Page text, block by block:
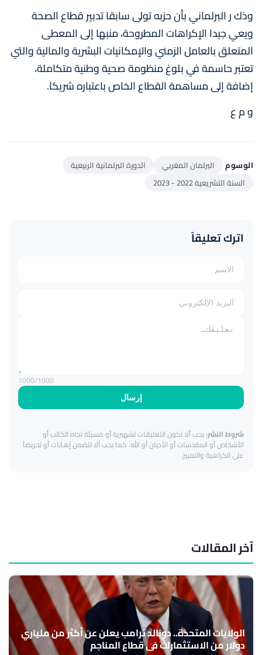
وذك ر البرلماني بأن حزبه تولى سابقا تدبير قطاع الصحة
ويعي جيدا الإكراهات المطروحة، منبها إلى المعطى
المتعلق بالعامل الزمني والإمكانيات البشرية والمالية والتي
تعتبر حاسمة في بلوغ منظومة صحية وطنية متكاملة،
إضافة إلى مساهمة القطاع الخاص باعتباره شريكا.
و م ع
الوسوم البرلمان المغربي
الدورة البرلمانية الربيعية
السنة التشريعية 2022 - 2023
اترك تعليقاً
إرسال
1000/1000
شروط النشر:يجب ألا تكون التعليقات تشهيرية أو مسيئة تجاه الكاتب أو
الأشخاص أو المقدسات أو الأديان أو الله. كما يجب ألا تتضمن إهانات أو تحريضاً
على الكراهية والتمييز.
آخر المقالات
الولايات المتحدة.. دونالد ترامب يعلن عن أكثر من ملياري
دولار من الاستثمارات في قطاع المناجم